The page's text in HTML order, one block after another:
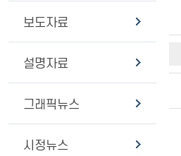
보도자료
설명자료
그래픽뉴스
시정뉴스